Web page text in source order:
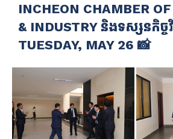
INCHEON CHAMBER
& INDUSTRY និងទស្សនកិច្ចវិ
TUESDAY, MAY 26 📸